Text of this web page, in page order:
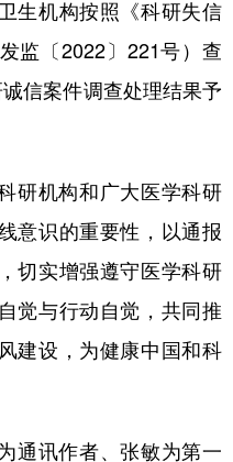
时尚 悦读
河北 山西
上海 江苏
湖北 湖南
生机构按照《科研失信
监〔2022〕221号）查
信案件调查处理结果予
机构和广大医学科研
意识的重要性，以通报
切实增强遵守医学科研
觉与行动自觉，共同推
建设，为健康中国和科
讯作者、张敏为第一